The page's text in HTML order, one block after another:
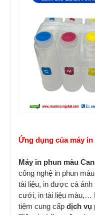
Ứng dụng của máy in
Máy in phun màu
công nghệ in phun
tài liệu, in được cả ảnh
cưới, in tài liệu màu,…
tiệm cung cấp dịch vụ